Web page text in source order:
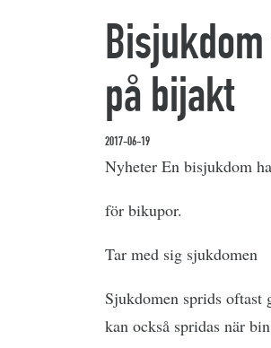
på bijakt
2017-06-19
Nyheter En bisjukdom
för bikupor.
Tar med sig sjukdomen
Sjukdomen sprids oftast
kan också spridas när bin